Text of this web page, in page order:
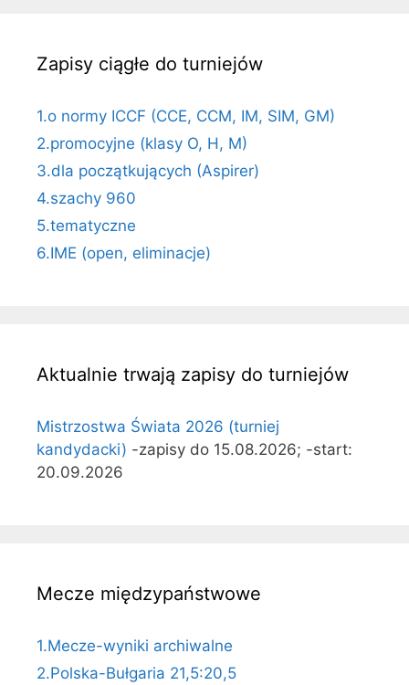
Zapisy ciągłe do turniejów
1.o normy ICCF (CCE, CCM, IM, SIM, GM)
2.promocyjne (klasy O, H, M)
3.dla początkujących (Aspirer)
4.szachy 960
5.tematyczne
6.IME (open, eliminacje)
Aktualnie trwają zapisy do turniejów
Mistrzostwa Świata 2026 (turniej
kandydacki) -zapisy do 15.08.2026; -start:
20.09.2026
Mecze międzypaństwowe
1.Mecze-wyniki archiwalne
2.Polska-Bułgaria 21,5:20,5